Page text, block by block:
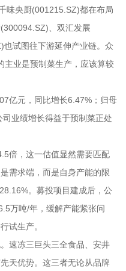
味央厨(001215.SZ)都在布局
、双汇发展
试图往下游延伸产业链。众
主业是预制菜生产，应该算较
元，同比增长6.47%；归母
业绩增长得益于预制菜正处
，这一估值显然需要匹配
需求端，而是自身产能的限
。募投项目建成后，公
万吨/年，缓解产能紧张问
试生产。
冻三巨头三全食品、安井
天优势。这三者无论从品牌